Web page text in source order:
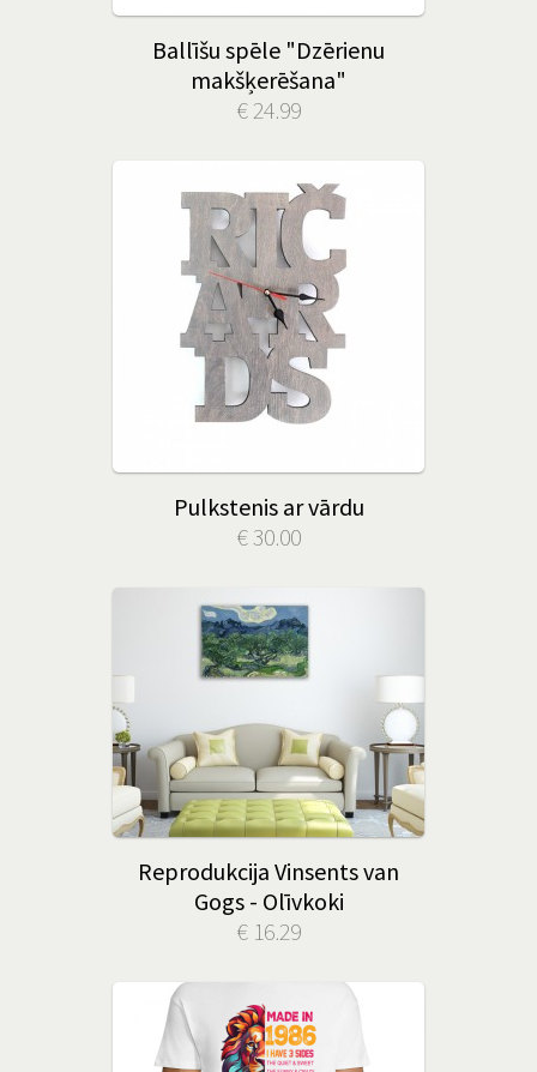
Ballīšu spēle "Dzērienu
makšķerēšana"
€ 24.99
Pulkstenis ar vārdu
€ 30.00
Reprodukcija Vinsents van
Gogs - Olīvkoki
€ 16.29